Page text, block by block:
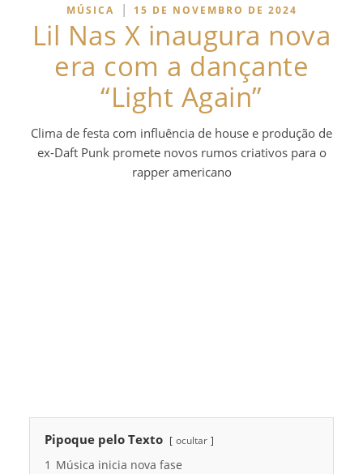
MÚSICA | 15 DE NOVEMBRO DE 2024
Lil Nas X inaugura nova
era com a dançante
“Light Again”
Clima de festa com influência de house e produção de
ex-Daft Punk promete novos rumos criativos para o
rapper americano
Pipoque pelo Texto ocultar
1 Música inicia nova fase